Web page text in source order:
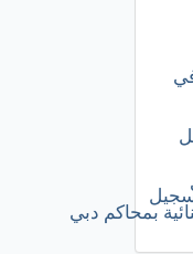
بمحاكم دبي